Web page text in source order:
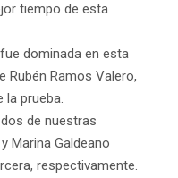
tiempo de esta
dominada en esta
Rubén Ramos Valero,
la prueba.
de nuestras
Marina Galdeano
respectivamente.